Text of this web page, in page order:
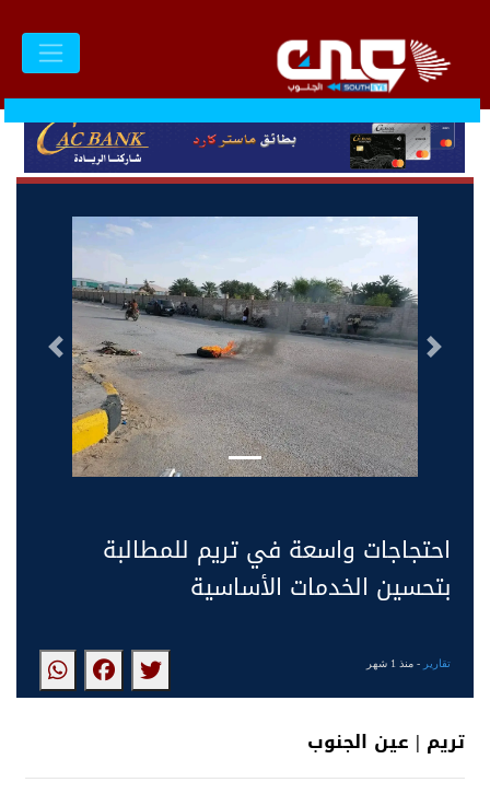
التالى السابق
احتجاجات واسعة في تريم للمطالبة
بتحسين الخدمات الأساسية
تقارير - منذ 1 شهر
تريم | عين الجنوب